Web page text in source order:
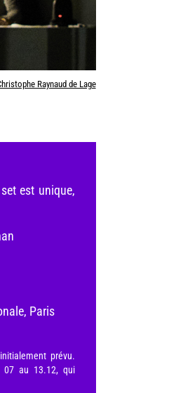
Raynaud de Lage
est unique,
Paris
prévu.
07 au 13.12, qui